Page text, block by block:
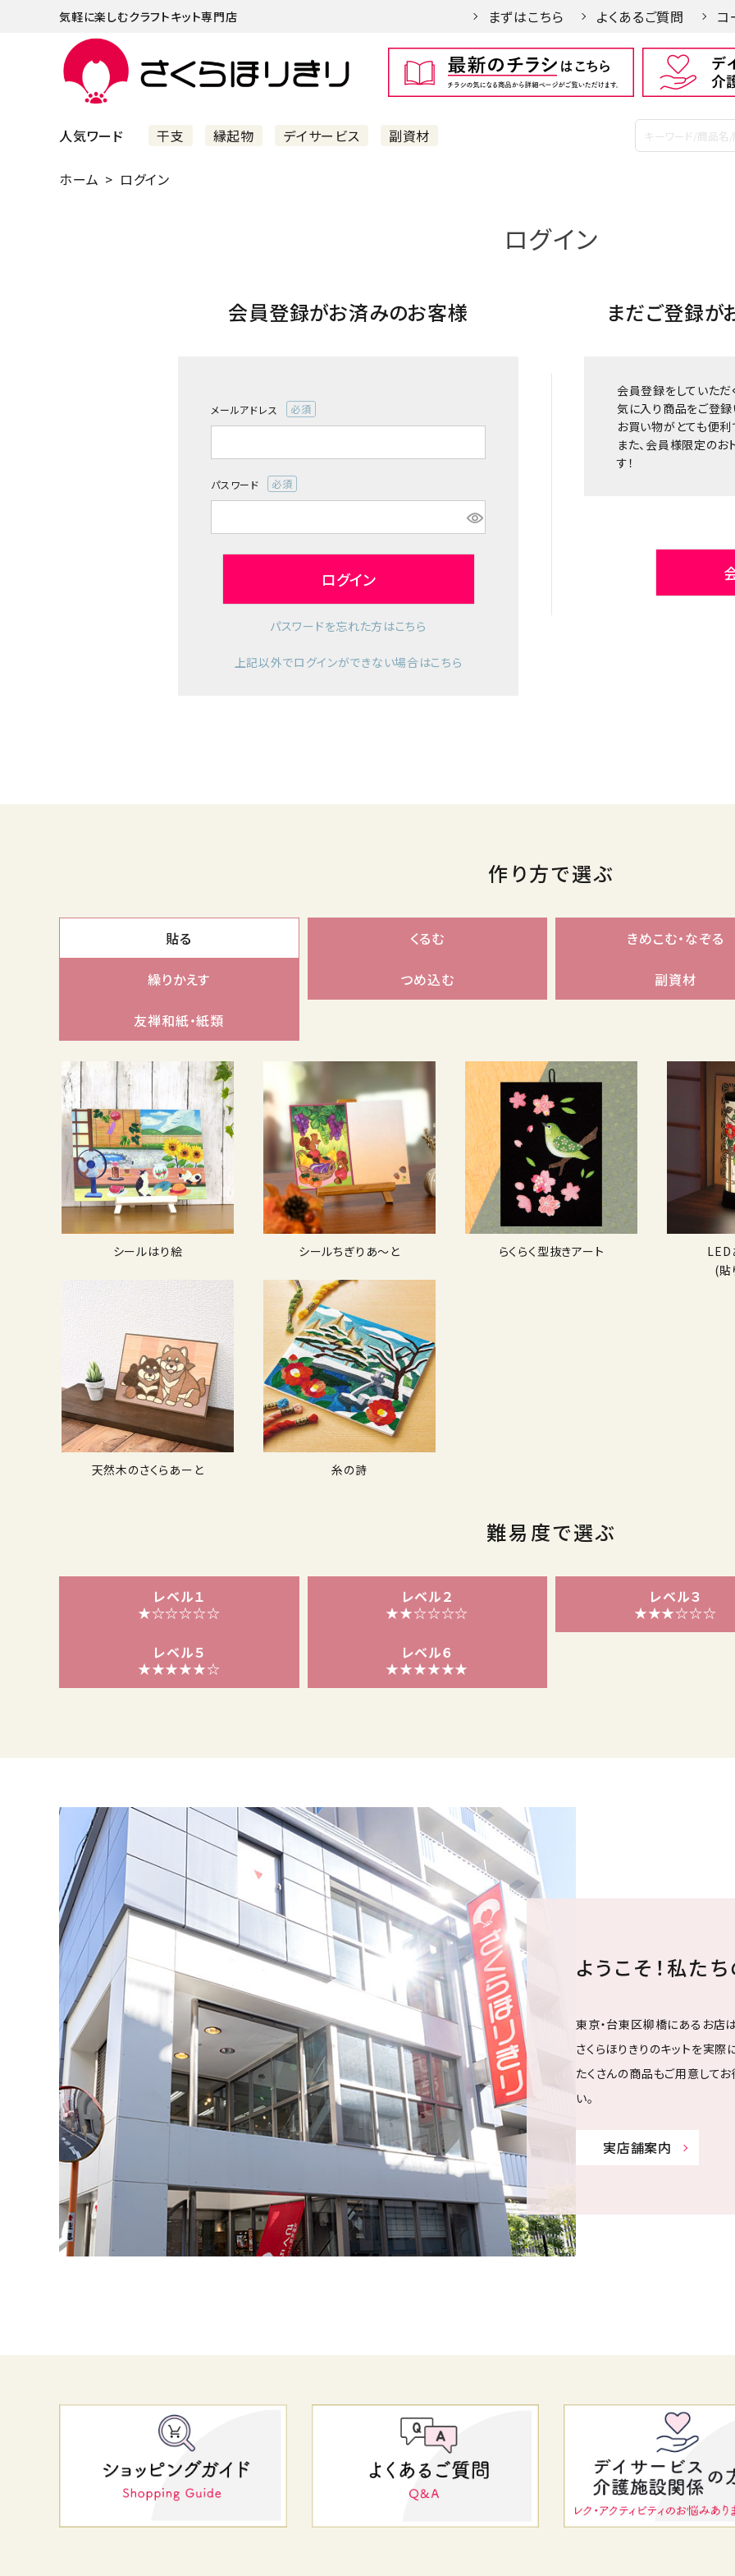
気軽に楽しむクラフトキット専門店 まずはこちら よくあるご質問 コ
人気ワード 干支 縁起物 デイサービス 副資材
まずはこちら
ホーム ログイン
ログイン
会員登録がお済みのお客様
メールアドレス
(必
パスワード
(必
ログイン
パスワードを忘れた方はこちら
上記以外でログインができない場合はこちら
まだご登録が
会員登録をしていただ
気に入り商品をご登
お買い物がとても便利
また、会員様限定のお
す！
作り方で選ぶ
貼る くるむ きめこむ・なぞる
繰りかえす つめ込む 副資材
友禅和紙・紙類
シールはり絵 シールちぎりあ〜と らくらく型抜きアート
LED
(貼
天然木のさくらあーと 糸の詩
難易度で選ぶ
レベル１
★☆☆☆☆☆
レベル２
★★☆☆☆☆
レベル３
★★★☆☆☆
レベル５
★★★★★☆
レベル６
★★★★★★
ようこそ！私た
東京・台東区柳橋にあるお店
さくらほりきりのキットを実際
たくさんの商品もご用意してお
い。
実店舗案内